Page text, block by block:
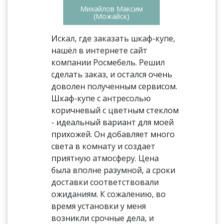
Михайлов Максим
(Можайск)
Искал, где заказать шкаф-купе,
нашёл в интернете сайт
компании Росмебель. Решил
сделать заказ, и остался очень
доволен полученным сервисом.
Шкаф-купе с антресолью
коричневый с цветным стеклом
- идеальный вариант для моей
прихожей. Он добавляет много
света в комнату и создает
приятную атмосферу. Цена
была вполне разумной, а сроки
доставки соответствовали
ожиданиям. К сожалению, во
время установки у меня
возникли срочные дела, и